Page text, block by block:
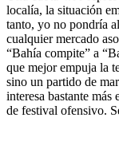
localía, la situación
tanto, yo no pondría
cualquier mercado
“Bahía compite” a
que mejor empuja la
sino un partido de
interesa bastante
de festival ofensivo.